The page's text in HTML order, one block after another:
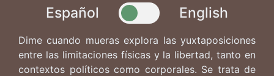
Español English
Dime cuando mueras explora las yuxtaposiciones
entre las limitaciones físicas y la libertad, tanto en
contextos políticos como corporales. Se trata de